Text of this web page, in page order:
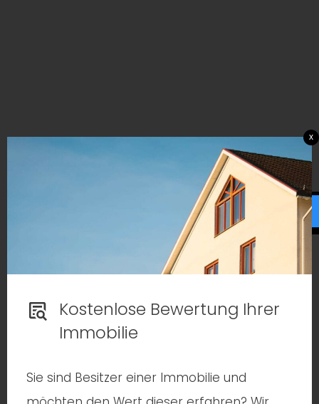
Kostenlose Bewertung Ihrer
Immobilie
Sie sind Besitzer einer Immobilie und
x